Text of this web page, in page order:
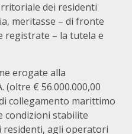
dei residenti
meritasse – di fronte
registrate – la tutela e
erogate alla
(oltre € 56.000.000,00
collegamento marittimo
condizioni stabilite
residenti, agli operatori